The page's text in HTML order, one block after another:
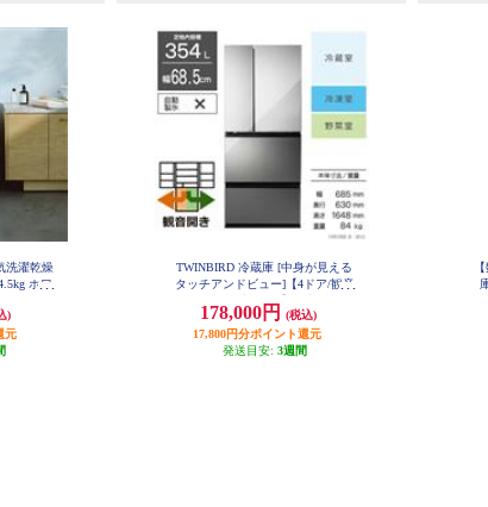
洗濯乾燥
ホワ
)
元
TWINBIRD 冷蔵庫 [中身が見える
タッチアンドビュー]【4ドア/観音
対象商品 HR-EI35B
178,000円
(税込)
17,800円分ポイント還元
発送目安: 3週間